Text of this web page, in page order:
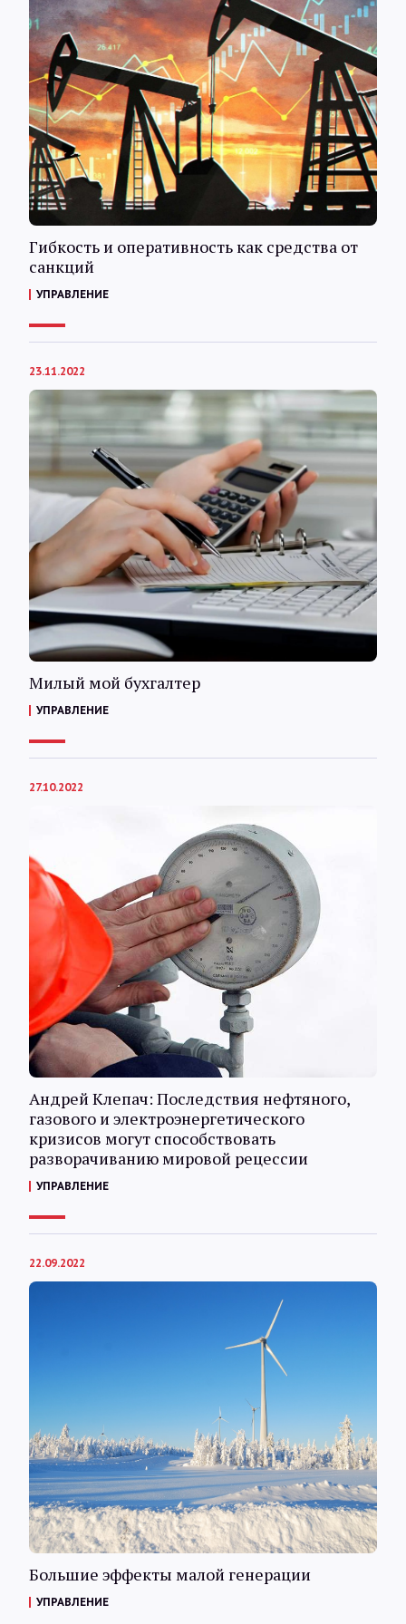
Гибкость и оперативность как средства от
санкций
УПРАВЛЕНИЕ
23.11.2022
Милый мой бухгалтер
УПРАВЛЕНИЕ
27.10.2022
Андрей Клепач: Последствия нефтяного,
газового и электроэнергетического
кризисов могут способствовать
разворачиванию мировой рецессии
УПРАВЛЕНИЕ
22.09.2022
Большие эффекты малой генерации
УПРАВЛЕНИЕ